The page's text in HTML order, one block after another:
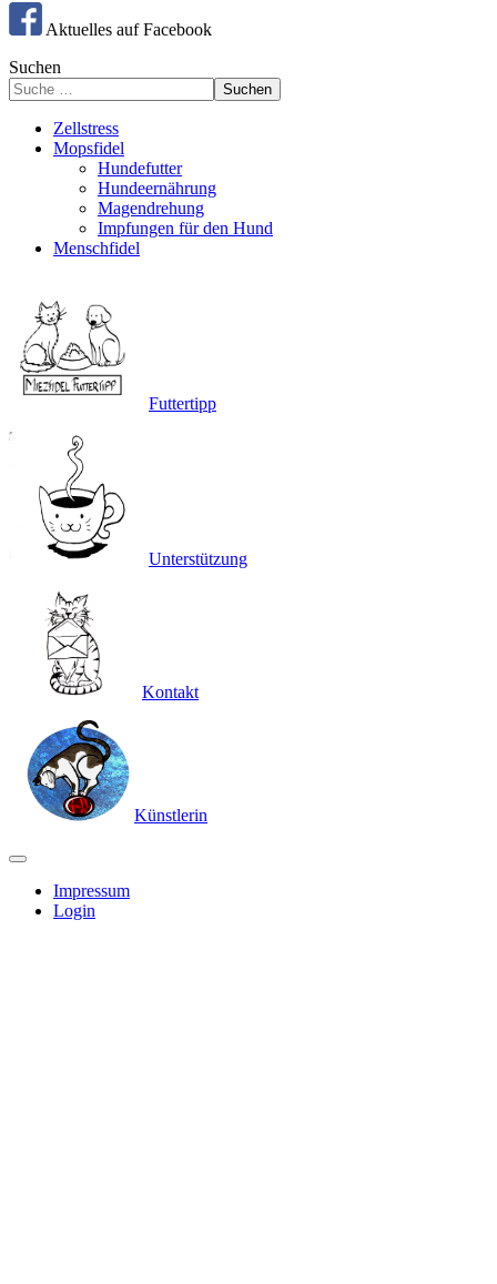
Aktuelles auf Facebook
Suchen
Suchen
Zellstress
Mopsfidel
Hundefutter
Hundeernährung
Magendrehung
Impfungen für den Hund
Menschfidel
Futtertipp
Unterstützung
Kontakt
Künstlerin
Impressum
Login